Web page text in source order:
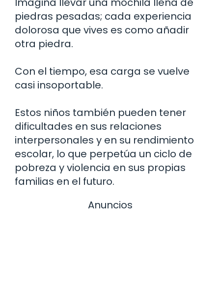
piedras pesadas; cada experiencia
dolorosa que vives es como añadir
otra piedra.
Con el tiempo, esa carga se vuelve
casi insoportable.
Estos niños también pueden tener
dificultades en sus relaciones
interpersonales y en su rendimiento
escolar, lo que perpetúa un ciclo de
pobreza y violencia en sus propias
familias en el futuro.
Anuncios